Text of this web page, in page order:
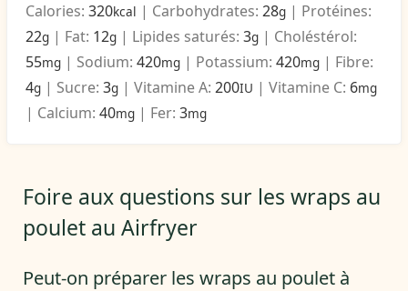
Calories: 320kcal | Carbohydrates: 28g | Protéines:
22g | Fat: 12g | Lipides saturés: 3g | Choléstérol:
55mg | Sodium: 420mg | Potassium: 420mg | Fibre:
4g | Sucre: 3g | Vitamine A: 200IU | Vitamine C: 6mg
| Calcium: 40mg | Fer: 3mg
Foire aux questions sur les wraps au
poulet au Airfryer
Peut-on préparer les wraps au poulet à